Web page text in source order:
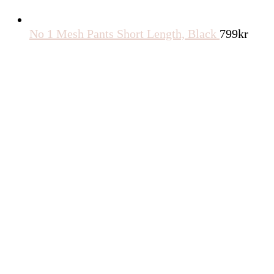
No 1 Mesh Pants Short Length, Black 799kr